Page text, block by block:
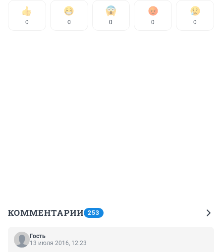
0 0 0 0 0
КОММЕНТАРИИ 253
Гость
13 июля 2016, 12:23